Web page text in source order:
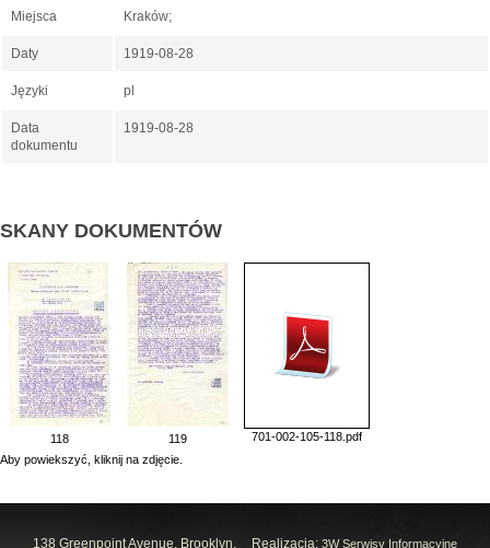
Miejsca Kraków;
Daty 1919-08-28
Języki pl
Data
dokumentu
1919-08-28
SKANY DOKUMENTÓW
118 119
701-002-105-118.pdf
Aby powiekszyć, kliknij na zdjęcie.
Realizacja: 3W Serwisy Informacyjne
138 Greenpoint Avenue, Brooklyn,